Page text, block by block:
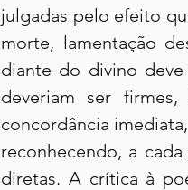
julgadas pelo efeito
morte, lamentação
diante do divino
deveriam ser
concordância
reconhecendo, a
diretas. A crítica à